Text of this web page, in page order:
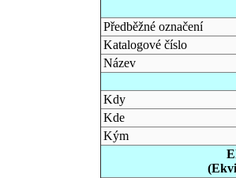
Předběžné označení
Katalogové číslo
Název
Kdy
Kde
Kým